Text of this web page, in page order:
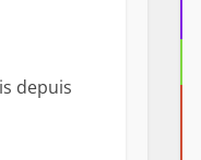
depuis